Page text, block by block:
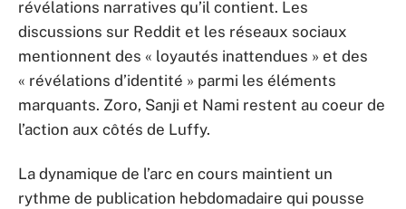
révélations narratives qu’il contient. Les
discussions sur Reddit et les réseaux sociaux
mentionnent des « loyautés inattendues » et des
« révélations d’identité » parmi les éléments
marquants. Zoro, Sanji et Nami restent au coeur de
l’action aux côtés de Luffy.
La dynamique de l’arc en cours maintient un
rythme de publication hebdomadaire qui pousse